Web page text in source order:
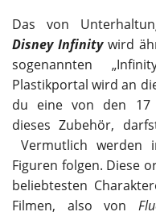
Das von
Disney Infinitywird
sogenannten
Plastikportal wird an
du eine von den 17
dieses Zubehör,
Vermutlich werden
Figuren folgen. Diese
beliebtesten
Filmen, also von